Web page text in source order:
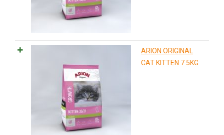
ARION ORIGINAL
CAT KITTEN 7.5KG